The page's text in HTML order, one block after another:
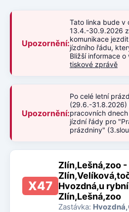
Upozornění:
Tato linka bude v
13.4.-30.9.2026
komunikace
jízdního řádu,
Bližší informace
tiskové zprávě
Upozornění:
Po celé letní
(29.6.-
pracovních
jízdní řády pro
prázdniny"
X47
Zlín,Lešná,zoo -
Hvozdná,u
Zlín,Lešná,zoo
Zastávka: